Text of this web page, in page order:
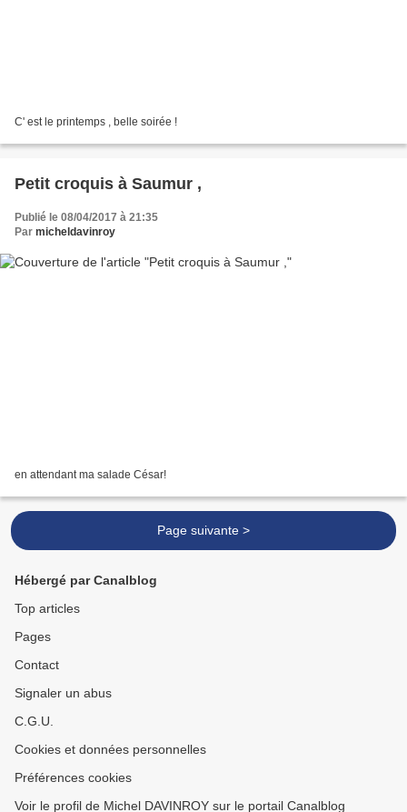
C' est le printemps , belle soirée !
Petit croquis à Saumur ,
Publié le 08/04/2017 à 21:35
Par micheldavinroy
en attendant ma salade César!
Page suivante >
Hébergé par Canalblog
Top articles
Pages
Contact
Signaler un abus
C.G.U.
Cookies et données personnelles
Préférences cookies
Voir le profil de Michel DAVINROY sur le portail Canalblog